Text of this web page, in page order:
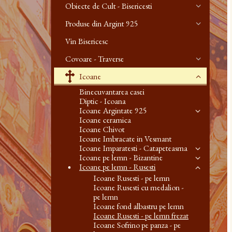
Obiecte de Cult - Bisericesti
Produse din Argint 925
Vin Bisericesc
Covoare - Traverse
Icoane
Binecuvantarea casei
Diptic - Icoana
Icoane Argintate 925
Icoane ceramica
Icoane Chivot
Icoane Imbracate in Vesmant
Icoane Imparatesti - Catapeteasma
Icoane pe lemn - Bizantine
Icoane pe lemn - Rusesti
Icoane Rusesti - pe lemn
Icoane Rusesti cu medalion -
pe lemn
Icoane fond albastru pe lemn
Icoane Rusesti - pe lemn frezat
Icoane Sofrino pe panza - pe